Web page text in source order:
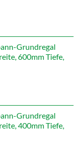
Grundregal
600mm Tiefe,
Grundregal
400mm Tiefe,